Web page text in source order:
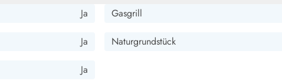
Ja Gasgrill
Ja Naturgrundstück
Ja